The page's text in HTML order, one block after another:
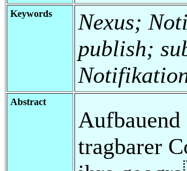
Keywords
Nexus;
publish;
Abstract
tragbarer